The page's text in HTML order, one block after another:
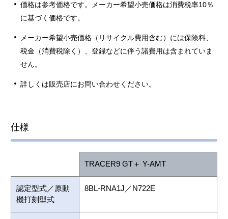
価格は参考価格です。メーカー希望小売価格は消費税率10％
に基づく価格です。
メーカー希望小売価格（リサイクル費用含む）には保険料、
税金（消費税除く）、登録などに伴う諸費用は含まれていま
せん。
詳しくは販売店にお問い合わせください。
仕様
TRACER9 GT＋ Y-AMT
認定型式／原動
機打刻型式
8BL-RNA1J／N722E